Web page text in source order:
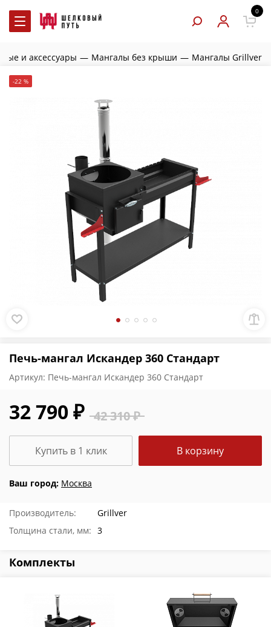
0
и аксессуары — Мангалы без крыши — Мангалы Grillver
-22 %
Печь-мангал Искандер 360 Стандарт
Артикул: Печь-мангал Искандер 360 Стандарт
42 310 ₽
32 790 ₽
Ваш город: Москва
В корзину
Купить в 1 клик
Производитель:
Grillver
Толщина стали, мм: 3
Комплекты